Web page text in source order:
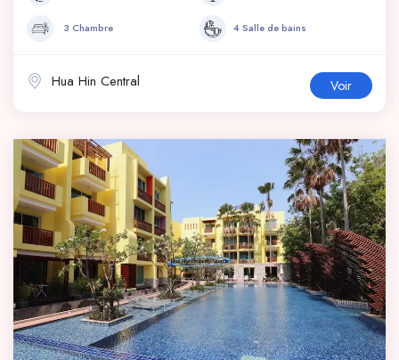
3 Chambre 4 Salle de bains
Hua Hin Central Voir